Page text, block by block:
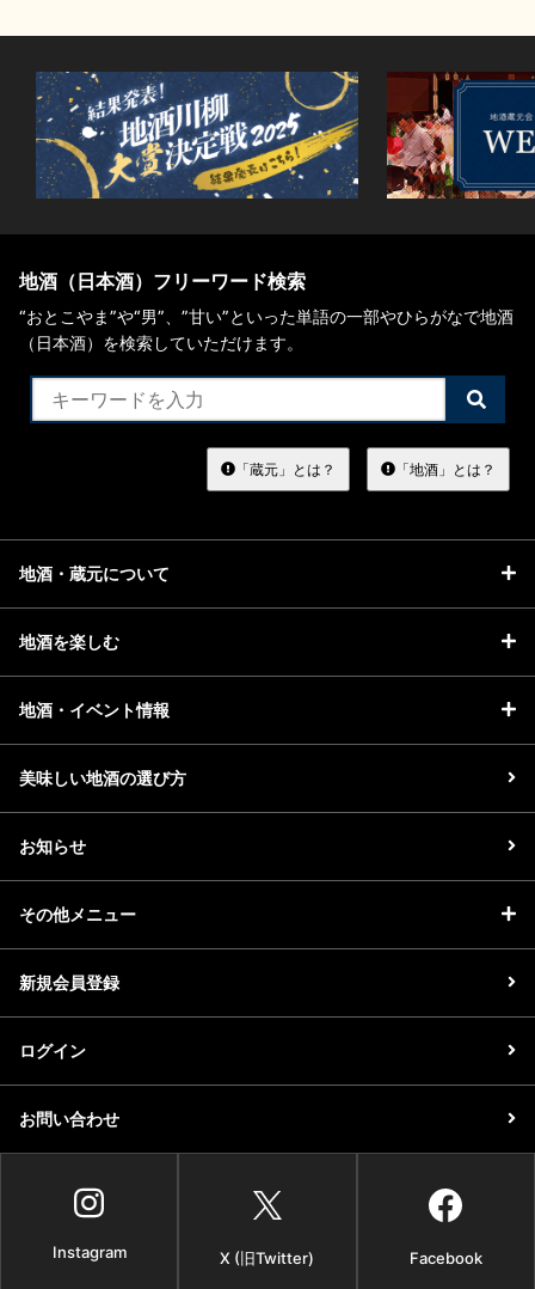
地酒（日本酒）フリーワード検索
“おとこやま”や“男”、”甘い”といった単語の一部やひらがなで地酒
（日本酒）を検索していただけます。
検
索
る
「蔵元」とは？ 「地酒」とは？
地酒・蔵元について
地酒を楽しむ
地酒・イベント情報
美味しい地酒の選び方
お知らせ
その他メニュー
新規会員登録
ログイン
お問い合わせ
Instagram X (旧Twitter) Facebook